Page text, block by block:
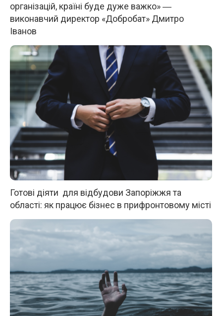
організацій, країні буде дуже важко» ―
виконавчий директор «Добробат» Дмитро
Іванов
Готові діяти для відбудови Запоріжжя та
області: як працює бізнес в прифронтовому місті